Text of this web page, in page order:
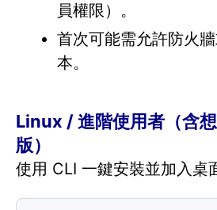
員權限）。
首次可能需允許防火
本。
Linux / 進階使用者（含
版）
使用 CLI 一鍵安裝並加入桌